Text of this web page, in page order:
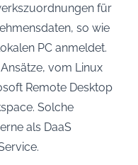
für
so wie
PC anmeldet.
vom Linux
Remote Desktop
Solche
als DaaS